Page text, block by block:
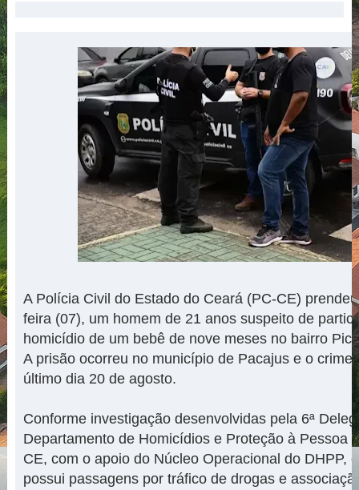
A Polícia Civil do Estado do Ceará (PC-CE)
feira (07), um homem de 21 anos suspeito de
homicídio de um bebê de nove meses no bairro
A prisão ocorreu no município de Pacajus e o crime
último dia 20 de agosto.
Conforme investigação desenvolvidas pela 6ª
Departamento de Homicídios e Proteção à Pessoa
CE, com o apoio do Núcleo Operacional do DHPP,
possui passagens por tráfico de drogas e